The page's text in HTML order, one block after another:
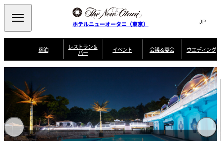
ホテルニューオータニ（東京） Search
サ
ト
内
検
索
窓
を
開
閉
言
切
替
え
メ
ニ
ュ
ー
を
開
閉
JP(日本語)
EN
▼
宿泊
ゼクティブハ
ウス 禅 ザ・メイン
客室一覧 宿泊プラン一覧 サービスガイド ルームサービス
レストラン＆
バー
ご案内
ソムリエ む小個室
ビュッフェ
VIEW & DINING タワーレスト ガーデンラウ トレーダーヴ
イベント 会議＆宴会
宴
会
プラン一覧 MICE
宴会ご予約・お問
合せフォーム
ウエディング
ウ
デ
ィ
ウエディングスタ
コンセ
披露宴 料理・